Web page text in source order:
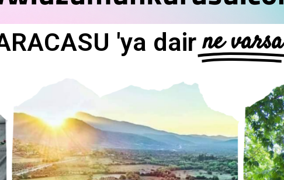
'ya dair ne varsa